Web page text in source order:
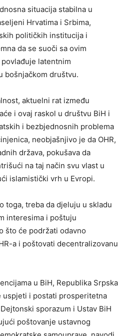
situacija stabilna u
Hrvatima i Srbima,
političkih institucija i
da se suoči sa ovim
latentnim
bošnjačkom društvu.
aktuelni rat između
i ovaj raskol u društvu BiH i
i bezbjednosnih problema
neobjašnjivo je da OHR,
država, pokušava da
na taj način svu vlast u
islamistički vrh u Evropi.
toga, treba da djeluju u skladu
interesima i poštuju
što će podržati odavno
a i poštovati decentralizovanu
u BiH, Republika Srpska
uspjeti i postati prosperitetna
sporazum i Ustav BiH
poštovanje ustavnog